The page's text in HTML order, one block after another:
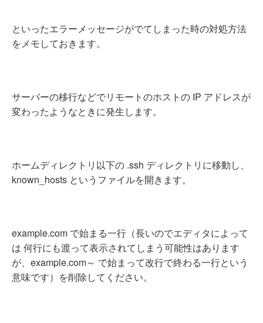
といったエラーメッセージがでてしまった時の対処方法
をメモしておきます。
サーバーの移行などでリモートのホストの IP アドレスが
変わったようなときに発生します。
ホームディレクトリ以下の .ssh ディレクトリに移動し、
known_hosts というファイルを開きます。
example.com で始まる一行（長いのでエディタによって
は 何行にも渡って表示されてしまう可能性はあります
が、example.com～ で始まって改行で終わる一行という
意味です）を削除してください。